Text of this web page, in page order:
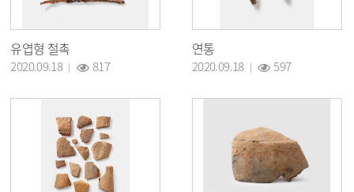
유엽형 철촉
2020.09.18 817
연통
2020.09.18 597